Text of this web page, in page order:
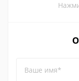
Ваше имя*